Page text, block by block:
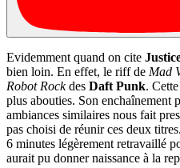
Evidemment quand on cite
bien loin. En effet, le riff de Mad
Robot Rockdes Daft Punk.
plus abouties. Son enchaînement
ambiances similaires nous fait
pas choisi de réunir ces deux
6 minutes légèrement retravaillé
aurait pu donner naissance à la